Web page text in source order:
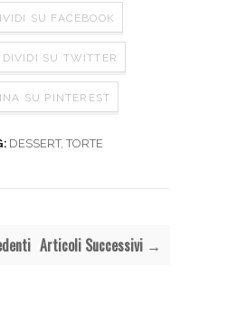
SU FACEBOOK
SU TWITTER
SU PINTEREST
DESSERT,TORTE
Articoli Successivi →